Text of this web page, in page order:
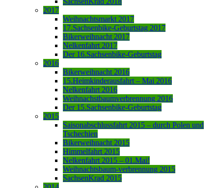
2017
Weihnachtsmarkt 2017
17.Sachsenbike-Geburtstag 2017
Bikerweihnacht 2017
Nelkenfahrt 2017
Der 16.Sachsenbike-Geburtstag
2016
Bikerweihnacht 2016
15.Heimkinderausfahrt – Mai 2016
Nelkenfahrt 2016
Weihnachstbaumverbrennung 2016
Der 15.Sachsenbike-Geburtstag
2015
Saisonabschlussfahrt 2015 – durch Polen und
Tschechien
Bikerweihnacht 2015
Himmelfahrt 2015
Nelkenfahrt 2015 – 01.Mai!
Weihnachtsbaum-verbrennung 2015
SachsenKrad 2015